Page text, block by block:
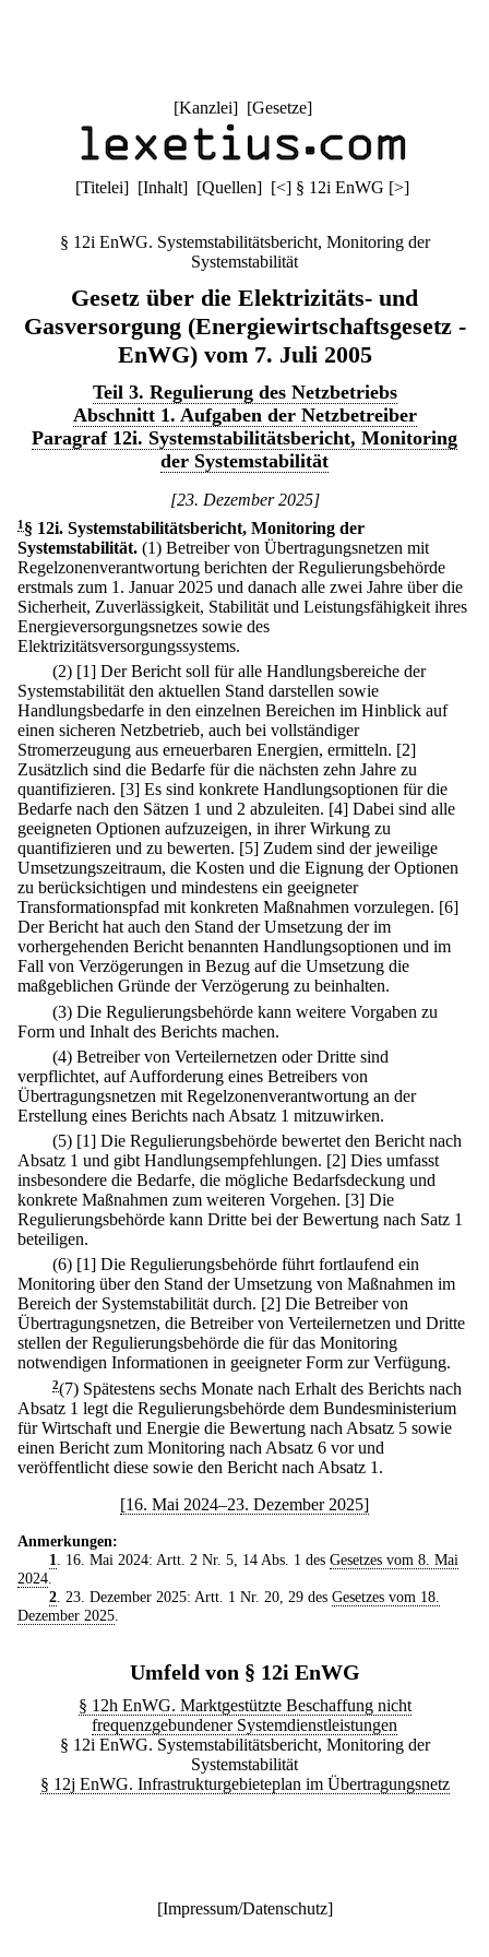
[Kanzlei] [Gesetze]
[Titelei] [Inhalt] [Quellen] [<] § 12i EnWG [>]
§ 12i EnWG. Systemstabilitätsbericht, Monitoring der
Systemstabilität
Gesetz über die Elektrizitäts- und
Gasversorgung (Energiewirtschaftsgesetz -
EnWG) vom 7. Juli 2005
Teil 3. Regulierung des Netzbetriebs
Abschnitt 1. Aufgaben der Netzbetreiber
Paragraf 12i. Systemstabilitätsbericht, Monitoring
der Systemstabilität
[23. Dezember 2025]
1 § 12i. Systemstabilitätsbericht, Monitoring der
Systemstabilität. (1) Betreiber von Übertragungsnetzen mit
Regelzonenverantwortung berichten der Regulierungsbehörde
erstmals zum 1. Januar 2025 und danach alle zwei Jahre über die
Sicherheit, Zuverlässigkeit, Stabilität und Leistungsfähigkeit ihres
Energieversorgungsnetzes sowie des
Elektrizitätsversorgungssystems.
(2) [1] Der Bericht soll für alle Handlungsbereiche der
Systemstabilität den aktuellen Stand darstellen sowie
Handlungsbedarfe in den einzelnen Bereichen im Hinblick auf
einen sicheren Netzbetrieb, auch bei vollständiger
Stromerzeugung aus erneuerbaren Energien, ermitteln. [2]
Zusätzlich sind die Bedarfe für die nächsten zehn Jahre zu
quantifizieren. [3] Es sind konkrete Handlungsoptionen für die
Bedarfe nach den Sätzen 1 und 2 abzuleiten. [4] Dabei sind alle
geeigneten Optionen aufzuzeigen, in ihrer Wirkung zu
quantifizieren und zu bewerten. [5] Zudem sind der jeweilige
Umsetzungszeitraum, die Kosten und die Eignung der Optionen
zu berücksichtigen und mindestens ein geeigneter
Transformationspfad mit konkreten Maßnahmen vorzulegen. [6]
Der Bericht hat auch den Stand der Umsetzung der im
vorhergehenden Bericht benannten Handlungsoptionen und im
Fall von Verzögerungen in Bezug auf die Umsetzung die
maßgeblichen Gründe der Verzögerung zu beinhalten.
(3) Die Regulierungsbehörde kann weitere Vorgaben zu
Form und Inhalt des Berichts machen.
(4) Betreiber von Verteilernetzen oder Dritte sind
verpflichtet, auf Aufforderung eines Betreibers von
Übertragungsnetzen mit Regelzonenverantwortung an der
Erstellung eines Berichts nach Absatz 1 mitzuwirken.
(5) [1] Die Regulierungsbehörde bewertet den Bericht nach
Absatz 1 und gibt Handlungsempfehlungen. [2] Dies umfasst
insbesondere die Bedarfe, die mögliche Bedarfsdeckung und
konkrete Maßnahmen zum weiteren Vorgehen. [3] Die
Regulierungsbehörde kann Dritte bei der Bewertung nach Satz 1
beteiligen.
(6) [1] Die Regulierungsbehörde führt fortlaufend ein
Monitoring über den Stand der Umsetzung von Maßnahmen im
Bereich der Systemstabilität durch. [2] Die Betreiber von
Übertragungsnetzen, die Betreiber von Verteilernetzen und Dritte
stellen der Regulierungsbehörde die für das Monitoring
notwendigen Informationen in geeigneter Form zur Verfügung.
2(7) Spätestens sechs Monate nach Erhalt des Berichts nach
Absatz 1 legt die Regulierungsbehörde dem Bundesministerium
für Wirtschaft und Energie die Bewertung nach Absatz 5 sowie
einen Bericht zum Monitoring nach Absatz 6 vor und
veröffentlicht diese sowie den Bericht nach Absatz 1.
[16. Mai 2024–23. Dezember 2025]
Anmerkungen:
1
. 16. Mai 2024: Artt. 2 Nr. 5, 14 Abs. 1 des Gesetzes vom 8. Mai
2024
2. 23. Dezember 2025: Artt. 1 Nr. 20, 29 des Gesetzes vom 18.
Dezember 2025
Umfeld von § 12i EnWG
§ 12h EnWG. Marktgestützte Beschaffung nicht
frequenzgebundener Systemdienstleistungen
§ 12i EnWG. Systemstabilitätsbericht, Monitoring der
Systemstabilität
§ 12j EnWG. Infrastrukturgebieteplan im Übertragungsnetz
[Impressum/Datenschutz]